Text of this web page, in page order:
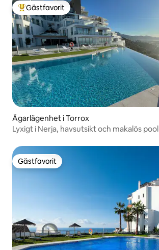
Populär gästfavorit
Gästfavorit
Ägarlägenhet i Torrox
Lyxigt i Nerja, havsutsikt och makalös pool
Gästfavorit
Gästfavorit